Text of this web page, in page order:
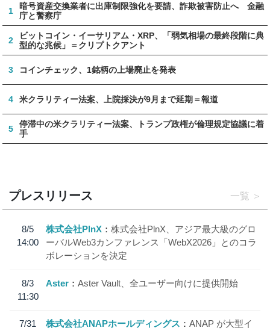
1
暗号資産交換業者に出庫制限強化を要請、詐欺被害防止へ 金融
庁と警察庁
2
ビットコイン・イーサリアム・XRP、「弱気相場の最終段階に典
型的な兆候」＝クリプトクアント
3 コインチェック、1銘柄の上場廃止を発表
4 米クラリティー法案、上院採決が9月まで延期＝報道
5
停滞中の米クラリティー法案、トランプ政権が倫理規定協議に着
手
プレスリリース 一覧
8/5
14:00
株式会社PlnX
株式会社PlnX、アジア最大級のグロ
ーバルWeb3カンファレンス「WebX2026」とのコラ
ボレーションを決定
8/3
11:30
Aster Aster Vault、全ユーザー向けに提供開始
7/31
株式会社ANAPホールディングス
ANAP が大型イ